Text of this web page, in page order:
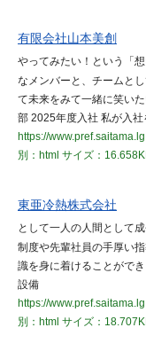
有限会社山本美創
やってみたい！という「
なメンバーと、チームと
て未来をみて一緒に笑い
部 2025年度入社 私が入社
https://
別：html サイズ：
東亜冷熱株式会社
として一人の人間として
制度や先輩社員の手厚い指
識を身に着けることがで
設備
https://
別：html サイズ：